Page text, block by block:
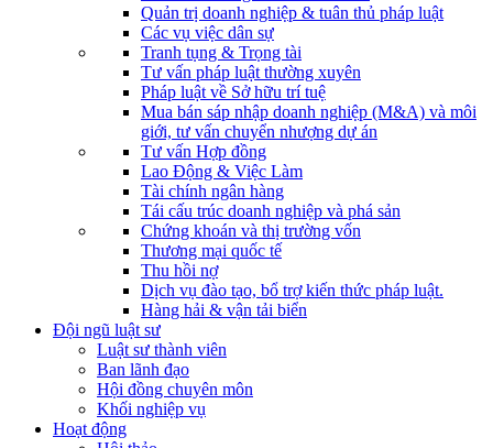
Quản trị doanh nghiệp & tuân thủ pháp luật
Các vụ việc dân sự
Tranh tụng & Trọng tài
Tư vấn pháp luật thường xuyên
Pháp luật về Sở hữu trí tuệ
Mua bán sáp nhập doanh nghiệp (M&A) và môi
giới, tư vấn chuyển nhượng dự án
Tư vấn Hợp đồng
Lao Động & Việc Làm
Tài chính ngân hàng
Tái cấu trúc doanh nghiệp và phá sản
Chứng khoán và thị trường vốn
Thương mại quốc tế
Thu hồi nợ
Dịch vụ đào tạo, bổ trợ kiến thức pháp luật.
Hàng hải & vận tải biển
Đội ngũ luật sư
Luật sư thành viên
Ban lãnh đạo
Hội đồng chuyên môn
Khối nghiệp vụ
Hoạt động